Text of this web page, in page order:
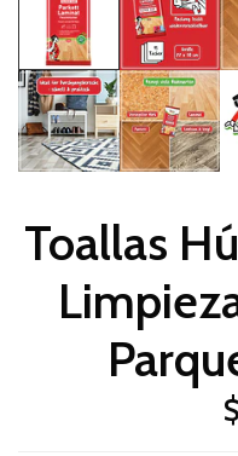
Toallas